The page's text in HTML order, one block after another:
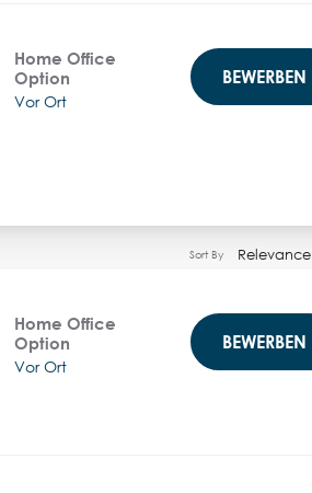
Home Office
Option
Vor Ort
BEWERBEN
Relevance
Sort By
Home Office
Option
Vor Ort
BEWERBEN